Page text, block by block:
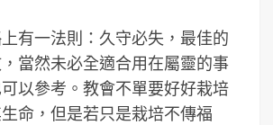
有一法則：久守必失，最佳的
當然未必全適合用在屬靈的事
以參考。教會不單要好好栽培
命，但是若只是栽培不傳福